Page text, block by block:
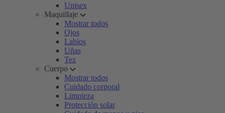
Unisex
Maquillaje
Mostrar todos
Ojos
Labios
Uñas
Tez
Cuerpo
Mostrar todos
Cuidado corporal
Limpieza
Protección solar